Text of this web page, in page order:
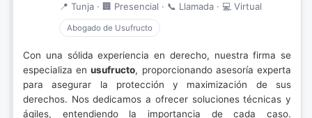
📍 Tunja · 🏢 Presencial · 📞 Llamada · 💻 Virtual
Abogado de Usufructo
Con una sólida experiencia en derecho, nuestra firma se
especializa enusufructo, proporcionando asesoría experta
para asegurar la protección y maximización de sus
derechos. Nos dedicamos a ofrecer soluciones técnicas y
ágiles, entendiendo la importancia de cada caso.